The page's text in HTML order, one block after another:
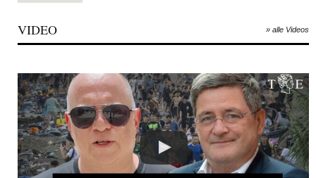
VIDEO » alle Videos